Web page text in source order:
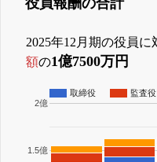
役員報酬の合計
2025年12月期の役員
額の1億7500万円
取締役 監査役
1.5億
2億